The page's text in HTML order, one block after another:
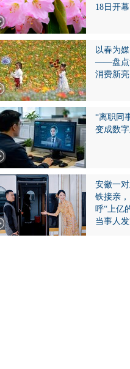
18日开幕
以春为
——盘点
消费新
“离职同
变成数
安徽一
铁接亲
呼“上亿
当事人